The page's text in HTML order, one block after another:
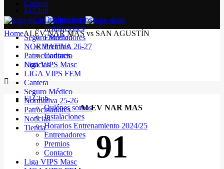
Cantera
Seguro Médico
NORMATIVA 26-27
Patrocinadores
Noticias
El Club
Quiénes somos
Instalaciones
Horarios Entrenamiento 2024/25
Entrenadores
Premios
Contacto
Liga VIPS Masc
El Club
Quiénes somos
Instalaciones
Entrenadores
Premios
Contacto
Liga VIPS Masc
LIGA VIPS FEM
Cantera
Seguro Médico
Normativa 25-26
Patrocinadores
Noticias
Tienda
HomeALEV NAR MAS vs SAN AGUSTÍN
ALEV NAR MAS
91